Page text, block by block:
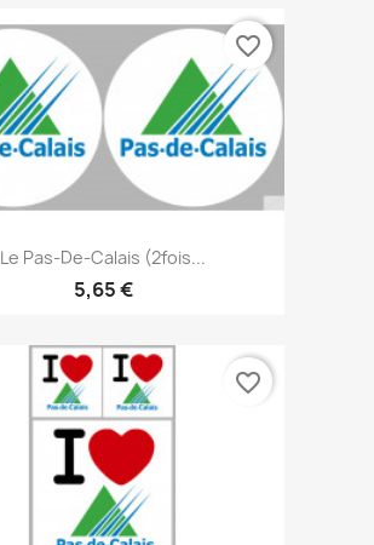
Le Pas-De-Calais (2fois...
5,65 €
favorite_border
favorite_border